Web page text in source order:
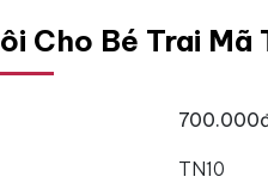
Cho Bé Trai Mã
TN10